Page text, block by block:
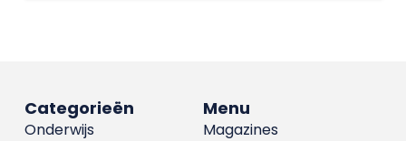
Menu
Magazines
Categorieën
Onderwijs